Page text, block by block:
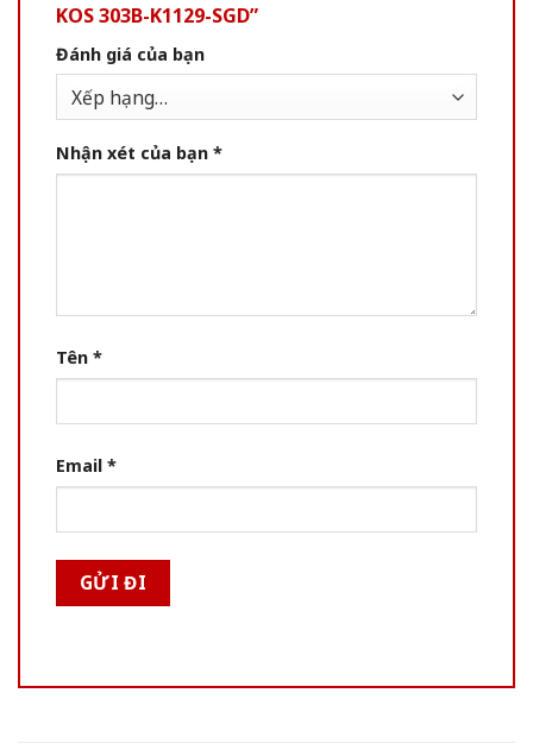
KOS 303B-K1129-SGD”
Đánh giá của bạn
Nhận xét của bạn *
Tên *
Email *